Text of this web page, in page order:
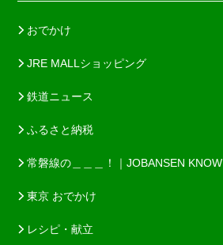
おでかけ
JRE MALLショッピング
鉄道ニュース
ふるさと納税
常磐線の＿＿＿！｜JOBANSEN KNOW
東京 おでかけ
レシピ・献立